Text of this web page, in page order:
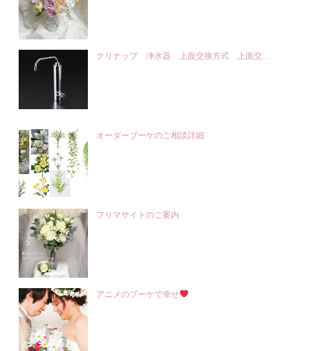
クリナップ 浄水器 上面交換方式 上面交...
オーダーブーケのご相談詳細
フリマサイトのご案内
アニメのブーケで幸せ